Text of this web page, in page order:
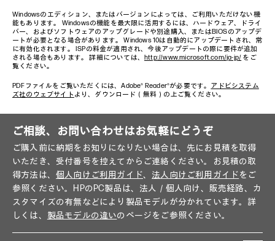
Windowsのエディション、またはバージョンによっては、ご利用いただけない機
能もあります。 Windowsの機能を最大限に活用するには、ハードウェア、ドライ
バー、およびソフトウェアのアップグレードや別途購入、またはBIOSのアップデ
ートが必要となる場合があります。 Windows 10は自動的にアップデートされ、常
に有効化されます。 ISPの料金が適用され、今後アップデートの際に要件が追加
される場合もあります。 詳細については、 http://www.microsoft.com/ja-jp/ をご
覧ください。
PDFファイルをご覧いただくには、Adobe® Reader®が必要です。 アドビシステム
ズ社のウェブサイト より、ダウンロード（無料）の上ご覧ください。
ご相談、お問い合わせはお気軽にどうぞ
ご購入前に納期をお知りになりたい場合は、先にお見積を取得
いただき、受付番号を控えてからご連絡ください。お見積の取
得方法は、 個人向けご利用ガイド、 法人向けご利用ガイドをご
参照ください。HPのPC製品は、法人／個人向け、販売経路、カ
スタマイズの有無などにより製品モデルが分かれています。詳
しくは、 製品モデルの違いのページをご参照ください。